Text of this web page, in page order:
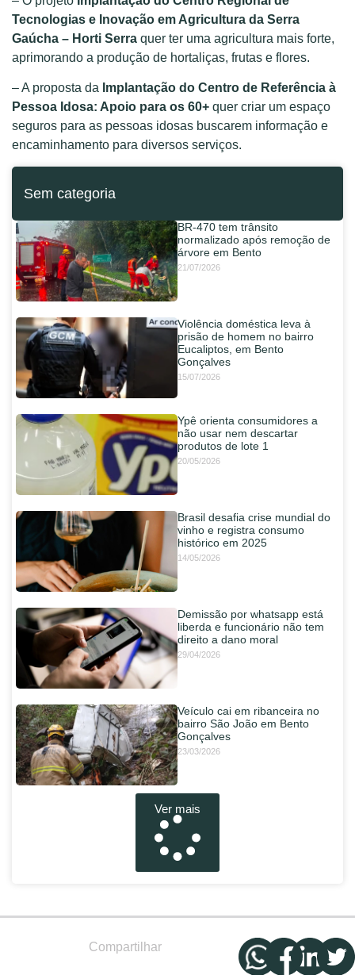
Tecnologias e Inovação em Agricultura da Serra
Gaúcha – Horti Serra quer ter uma agricultura mais forte,
aprimorando a produção de hortaliças, frutas e flores.
– A proposta da Implantação do Centro de Referência à
Pessoa Idosa: Apoio para os 60+ quer criar um espaço
seguros para as pessoas idosas buscarem informação e
encaminhamento para diversos serviços.
Sem categoria
BR-470 tem trânsito
normalizado após remoção de
árvore em Bento
21/07/2026
Violência doméstica leva à
prisão de homem no bairro
Eucaliptos, em Bento
Gonçalves
15/07/2026
Ypê orienta consumidores a
não usar nem descartar
produtos de lote 1
20/05/2026
Brasil desafia crise mundial do
vinho e registra consumo
histórico em 2025
14/05/2026
Demissão por whatsapp está
liberda e funcionário não tem
direito a dano moral
29/04/2026
Veículo cai em ribanceira no
bairro São João em Bento
Gonçalves
23/03/2026
Ver mais
Compartilhar